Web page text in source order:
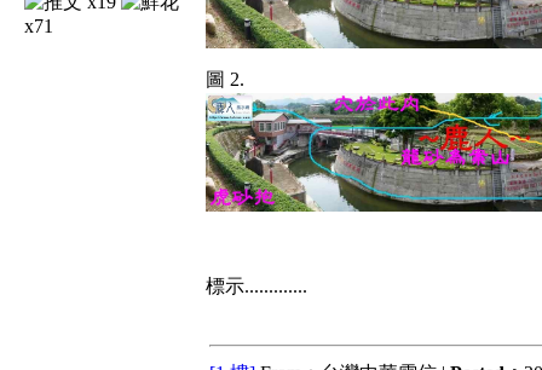
x71
圖 2.
標示.............